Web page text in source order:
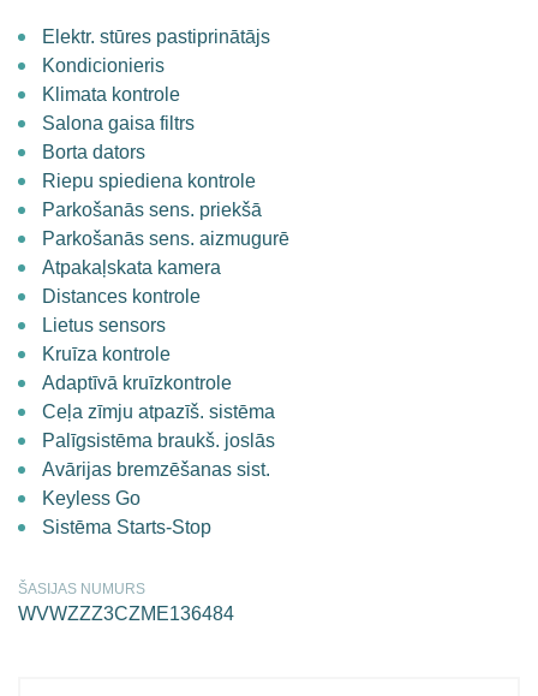
Elektr. stūres pastiprinātājs
Kondicionieris
Klimata kontrole
Salona gaisa filtrs
Borta dators
Riepu spiediena kontrole
Parkošanās sens. priekšā
Parkošanās sens. aizmugurē
Atpakaļskata kamera
Distances kontrole
Lietus sensors
Kruīza kontrole
Adaptīvā kruīzkontrole
Ceļa zīmju atpazīš. sistēma
Palīgsistēma braukš. joslās
Avārijas bremzēšanas sist.
Keyless Go
Sistēma Starts-Stop
ŠASIJAS NUMURS
WVWZZZ3CZME136484